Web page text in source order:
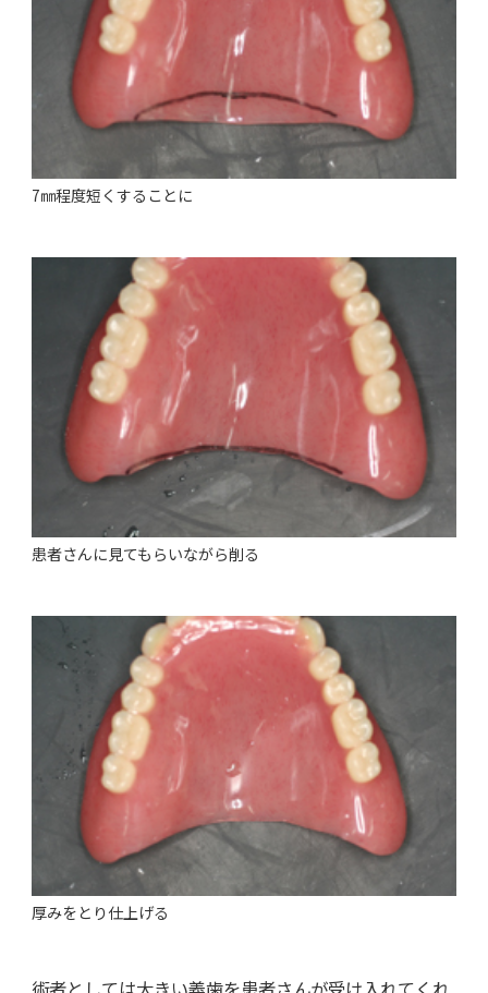
7㎜程度短くすることに
患者さんに見てもらいながら削る
厚みをとり仕上げる